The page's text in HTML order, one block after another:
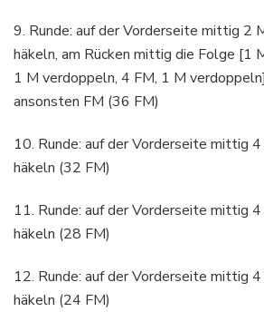
9. Runde: auf der Vorderseite mittig 2
häkeln, am Rücken mittig die Folge [1
1 M verdoppeln, 4 FM, 1 M
ansonsten FM (36 FM)
10. Runde: auf der Vorderseite mittig
häkeln (32 FM)
11. Runde: auf der Vorderseite mittig
häkeln (28 FM)
12. Runde: auf der Vorderseite mittig
häkeln (24 FM)